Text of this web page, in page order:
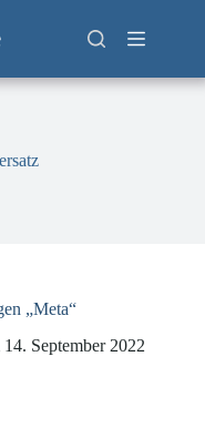
„Meta“
September 2022